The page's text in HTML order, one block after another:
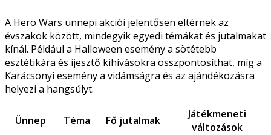
A Hero Wars ünnepi akciói jelentősen eltérnek az
évszakok között, mindegyik egyedi témákat és jutalmakat
kínál. Például a Halloween esemény a sötétebb
esztétikára és ijesztő kihívásokra összpontosíthat, míg a
Karácsonyi esemény a vidámságra és az ajándékozásra
helyezi a hangsúlyt.
Ünnep Téma Fő jutalmak
Játékmeneti
változások